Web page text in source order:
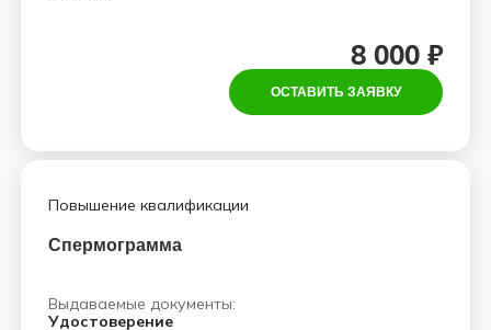
8 000 ₽
ОСТАВИТЬ ЗАЯВКУ
Повышение квалификации
Спермограмма
Выдаваемые документы:
Удостоверение